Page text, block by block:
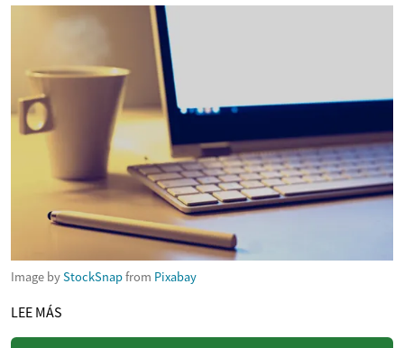
Image byStockSnapfrom Pixabay
LEE MÁS